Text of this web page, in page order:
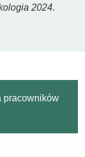
2024.
pracowników